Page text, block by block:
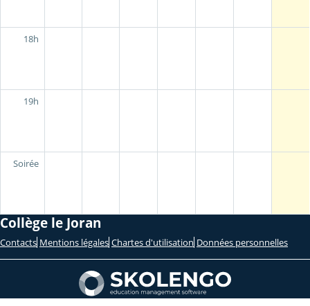
18h
19h
Soirée
Collège le Joran
Contacts Mentions légales Chartes d'utilisation Données personnelles